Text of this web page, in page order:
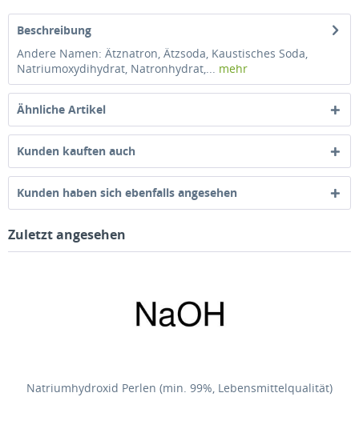
Beschreibung
Andere Namen: Ätznatron, Ätzsoda, Kaustisches Soda,
Natriumoxydihydrat, Natronhydrat,... mehr
Ähnliche Artikel
Kunden kauften auch
Kunden haben sich ebenfalls angesehen
Zuletzt angesehen
Natriumhydroxid Perlen (min. 99%, Lebensmittelqualität)